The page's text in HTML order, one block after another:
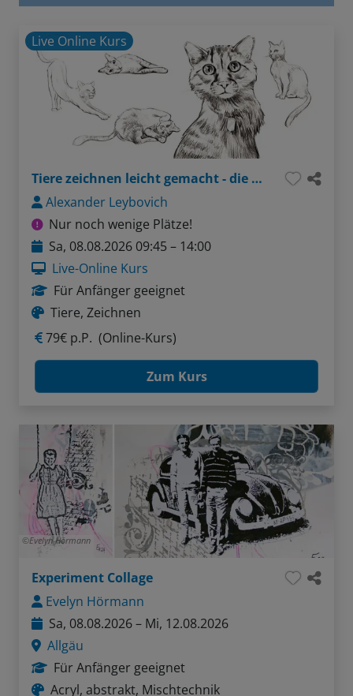
Live Online Kurs
Tiere zeichnen leicht gemacht - die Katze
Alexander Leybovich
Nur noch wenige Plätze!
Sa, 08.08.2026 09:45 – 14:00
Live-Online Kurs
Für Anfänger geeignet
Tiere, Zeichnen
79€ p.P. (Online-Kurs)
Zum Kurs
Evelyn Hörmann
Experiment Collage
Evelyn Hörmann
Sa, 08.08.2026 – Mi, 12.08.2026
Allgäu
Für Anfänger geeignet
Acryl, abstrakt, Mischtechnik